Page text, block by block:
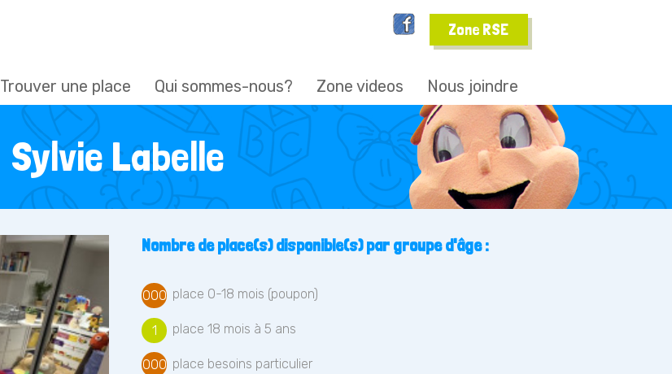
Zone RSE
Trouver une place Qui sommes-nous? Zone videos Nous joindre
Sylvie Labelle
Nombre de place(s) disponible(s) par groupe d'âge :
000 place 0-18 mois (poupon)
1 place 18 mois à 5 ans
000 place besoins particulier